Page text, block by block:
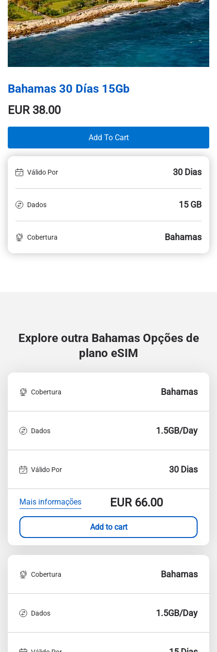
Bahamas 30 Días 15Gb
EUR38.00
Add To Cart
Válido Por 30 Dias
Dados 15 GB
Cobertura Bahamas
Explore outra Bahamas Opções de
plano eSIM
Cobertura Bahamas
Dados 1.5GB/Day
Válido Por 30 Dias
Mais informações EUR66.00
Add to cart
Cobertura Bahamas
Dados 1.5GB/Day